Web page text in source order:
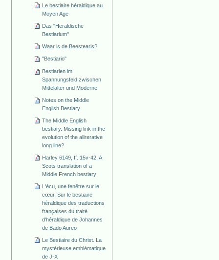
Le bestiaire héraldique au
Moyen Age
Das "Heraldische
Bestiarium"
Waar is de Beestearis?
"Bestiario"
Bestiarien im
Spannungsfeld zwischen
Mittelalter und Moderne
Notes on the Middle
English Bestiary
The Middle English
bestiary. Missing link in the
evolution of the alliterative
long line?
Harley 6149, ff. 15v-42. A
Scots translation of a
Middle French bestiary
L'écu, une fenêtre sur le
cœur. Sur le bestiaire
héraldique des traductions
françaises du traité
d'héraldique de Johannes
de Bado Aureo
Le Bestiaire du Christ. La
mystérieuse emblématique
de J-X